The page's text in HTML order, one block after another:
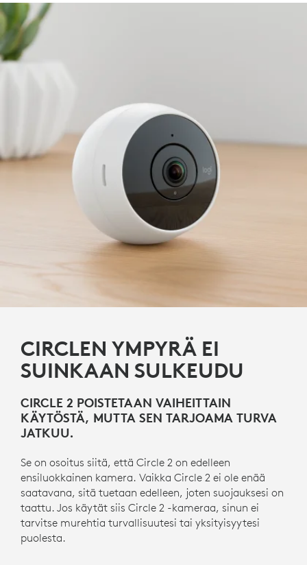
LOGITECH
CIRCLE
2
TURVAKAMERA
KOTIIN
–
SOVELLUS,
KYSYTYT
KYSYMYKSET
CIRCLEN YMPYRÄ EI
SUINKAAN SULKEUDU
CIRCLE 2 POISTETAAN VAIHEITTAIN
KÄYTÖSTÄ, MUTTA SEN TARJOAMA TURVA
JATKUU.
Se on osoitus siitä, että Circle 2 on edelleen
ensiluokkainen kamera. Vaikka Circle 2 ei ole enää
saatavana, sitä tuetaan edelleen, joten suojauksesi on
taattu. Jos käytät siis Circle 2 -kameraa, sinun ei
tarvitse murehtia turvallisuutesi tai yksityisyytesi
puolesta.